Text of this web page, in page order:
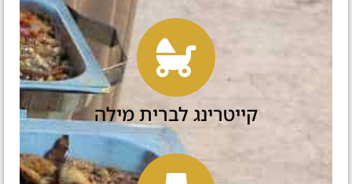
קייטרינג לברית מילה